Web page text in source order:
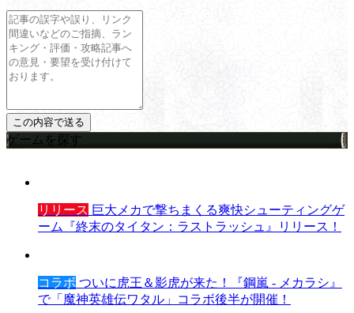
ゲームを探す
リリース 巨大メカで撃ちまくる爽快シューティングゲ
ーム『終末のタイタン：ラストラッシュ』リリース！
コラボ ついに虎王＆影虎が来た！『鋼嵐 - メカラシ』
で「魔神英雄伝ワタル」コラボ後半が開催！